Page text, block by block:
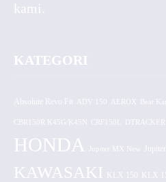
kami.
KATEGORI
Absolute Revo Fit ADV 150 AEROX
CBR150R K45G/K45N CRF150L
HONDA Jupiter MX New
KAWASAKI KLX 150 KLX